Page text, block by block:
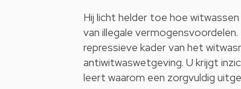
Hij licht helder toe hoe
van illegale
repressieve kader van het
antiwitwaswetgeving. U krijgt
leert waarom een zorgvuldig